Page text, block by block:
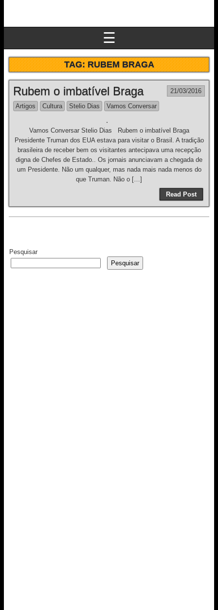
☰
TAG:RUBEM BRAGA
Rubem o imbatível Braga 21/03/2016
Artigos Cultura Stelio Dias Vamos Conversar
Vamos Conversar Stelio Dias Rubem o imbatível Braga
Presidente Truman dos EUA estava para visitar o Brasil. A tradição
brasileira de receber bem os visitantes antecipava uma recepção
digna de Chefes de Estado.. Os jornais anunciavam a chegada de
um Presidente. Não um qualquer, mas nada mais nada menos do
que Truman. Não o […]
Read Post
Pesquisar
Pesquisar